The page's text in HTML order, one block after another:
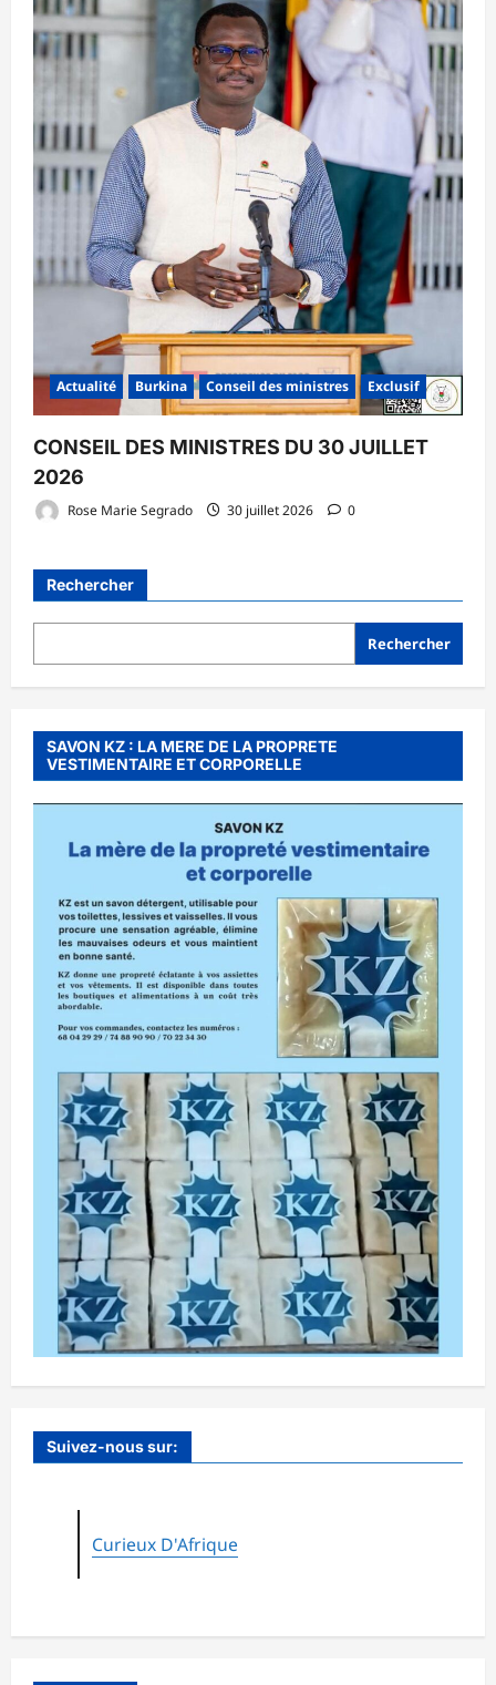
Actualité Burkina Conseil des ministres Exclusif
CONSEIL DES MINISTRES DU 30 JUILLET
2026
Rose Marie Segrado 30 juillet 2026 0
Rechercher
Rechercher
SAVON KZ : LA MERE DE LA PROPRETE
VESTIMENTAIRE ET CORPORELLE
Suivez-nous sur:
Curieux D'Afrique